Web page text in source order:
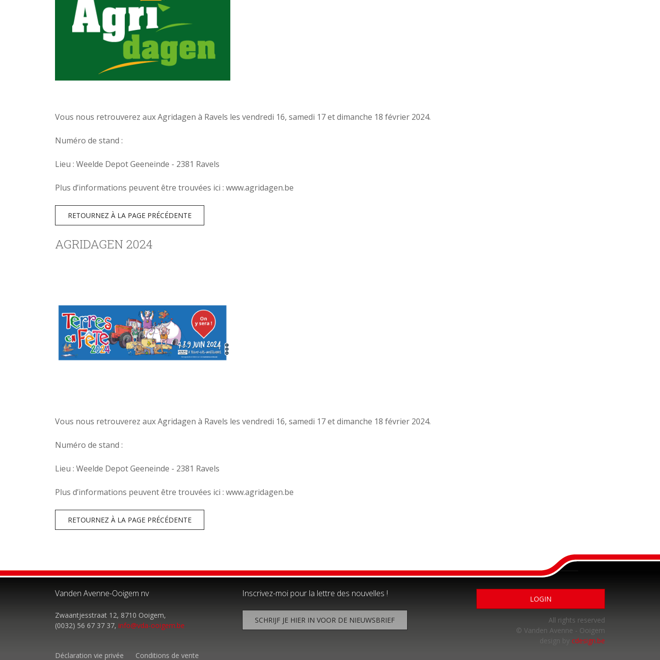
Vous nous retrouverez aux Agridagen à Ravels les vendredi 16, samedi 17 et dimanche 18 février 2024.
Numéro de stand :
Lieu : Weelde Depot Geeneinde - 2381 Ravels
Plus d’informations peuvent être trouvées ici : www.agridagen.be
RETOURNEZ À LA PAGE PRÉCÉDENTE
AGRIDAGEN 2024
Vous nous retrouverez aux Agridagen à Ravels les vendredi 16, samedi 17 et dimanche 18 février 2024.
Numéro de stand :
Lieu : Weelde Depot Geeneinde - 2381 Ravels
Plus d’informations peuvent être trouvées ici : www.agridagen.be
RETOURNEZ À LA PAGE PRÉCÉDENTE
Vanden Avenne-Ooigem nv
Zwaantjesstraat 12, 8710 Ooigem,
(0032) 56 67 37 37, info@vda-ooigem.be
Déclaration vie privée Conditions de vente
Inscrivez-moi pour la lettre des nouvelles !
SCHRIJF JE HIER IN VOOR DE NIEUWSBRIEF
LOGIN
All rights reserved
© Vanden Avenne - Ooigem
design by cdesign.be